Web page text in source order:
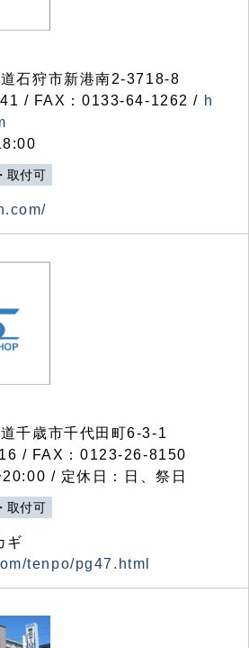
石狩市新港南2-3718-8
/ FAX：0133-64-1262 / h
取付可
千歳市千代田町6-3-1
/ FAX：0123-26-8150
/ 定休日：日、祭日
取付可
ギ
tenpo/pg47.html